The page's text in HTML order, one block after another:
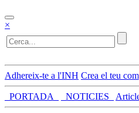
×
Adhereix-te a l'INH Crea el teu
_PORTADA_ _NOTICIES_